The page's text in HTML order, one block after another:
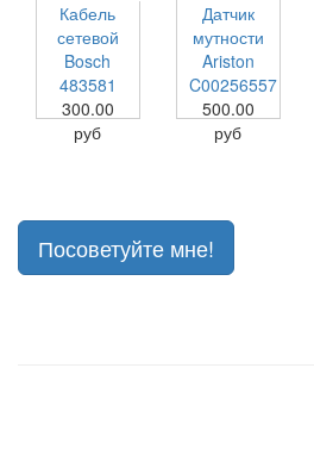
Кабель
сетевой
Bosch
483581
300.00
руб
Датчик
мутности
Ariston
C00256557
500.00
руб
Посоветуйте мне!